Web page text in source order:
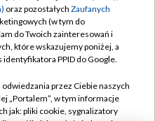
oraz pozostałych Zaufanych
(w tym do
do Twoich zainteresowań i
które wskazujemy poniżej, a
PPID do Google.
przez Ciebie naszych
„Portalem”, w tym informacje
jak: pliki cookie, sygnalizatory